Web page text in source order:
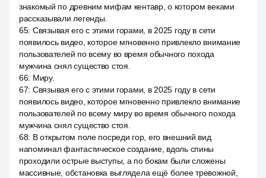
знакомый по древним мифам кентавр, о котором веками
рассказывали легенды.
65: Связывая его с этими горами, в 2025 году в сети
появилось видео, которое мгновенно привлекло внимание
пользователей по всему во время обычного похода
мужчина снял существо стоя.
66: Миру.
67: Связывая его с этими горами, в 2025 году в сети
появилось видео, которое мгновенно привлекло внимание
пользователей по всему миру во время обычного похода
мужчина снял существо стоя.
68: В открытом поле посреди гор, его внешний вид
напоминал фантастическое создание, вдоль спины
проходили острые выступы, а по бокам были сложены
массивные, обстановка выглядела ещё более тревожной,